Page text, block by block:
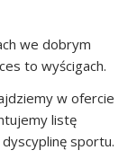
we dobrym
to wyścigach.
w ofercie
listę
sportu.